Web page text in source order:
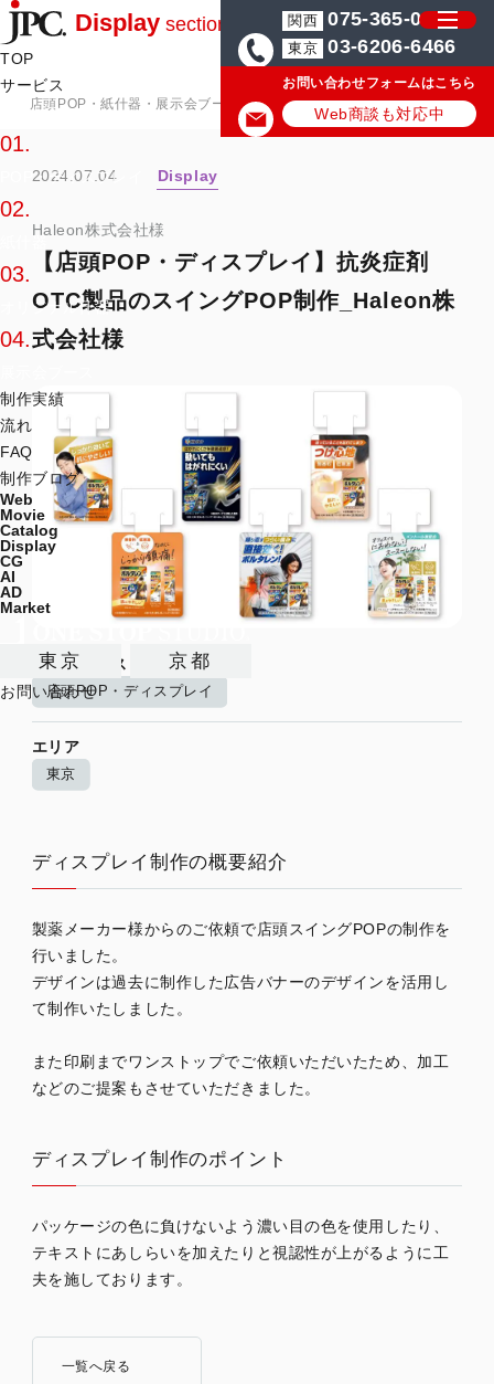
Display section
TOP
サービス
サービス一覧
01.
POP・ディスプレイ
02.
03.
オリジナル什器
04.
制作実績
流れ
FAQ
制作ブログ
Web
Movie
Catalog
Display
CG
AI
AD
Market
東京 京都
お問い合わせ
関西 075-365-0571
東京 03-6206-6466
お問い合わせフォームはこちら
Web商談も対応中
店頭POP・紙什器・展示会ブースの制作会社JPC 店頭POP・紙什器・
2024.07.04 Display
Haleon株式会社様
【店頭POP・ディスプレイ】抗炎症剤
OTC製品のスイングPOP制作_Haleon株
式会社様
制作サービス
店頭POP・ディスプレイ
エリア
東京
ディスプレイ制作の概要紹介
製薬メーカー様からのご依頼で店頭スイングPOPの制作を
行いました。
デザインは過去に制作した広告バナーのデザインを活用し
て制作いたしました。
また印刷までワンストップでご依頼いただいたため、加工
などのご提案もさせていただきました。
ディスプレイ制作のポイント
パッケージの色に負けないよう濃い目の色を使用したり、
テキストにあしらいを加えたりと視認性が上がるように工
夫を施しております。
一覧へ戻る